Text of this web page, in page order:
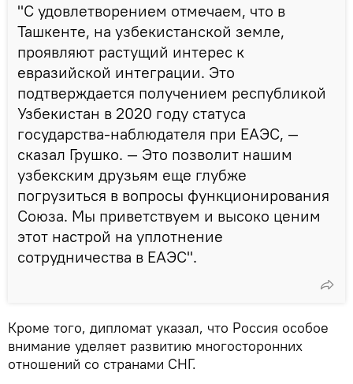
"С удовлетворением отмечаем, что в
Ташкенте, на узбекистанской земле,
проявляют растущий интерес к
евразийской интеграции. Это
подтверждается получением республикой
Узбекистан в 2020 году статуса
государства-наблюдателя при ЕАЭС, —
сказал Грушко. — Это позволит нашим
узбекским друзьям еще глубже
погрузиться в вопросы функционирования
Союза. Мы приветствуем и высоко ценим
этот настрой на уплотнение
сотрудничества в ЕАЭС".
Кроме того, дипломат указал, что Россия особое
внимание уделяет развитию многосторонних
отношений со странами СНГ.